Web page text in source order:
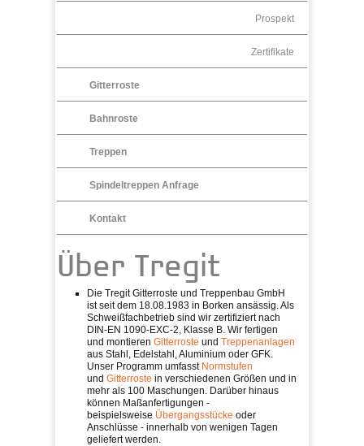
Prospekt
Zertifikate
Gitterroste
Bahnroste
Treppen
Spindeltreppen Anfrage
Kontakt
Über Tregit
Die Tregit Gitterroste und Treppenbau GmbH
ist seit dem 18.08.1983 in Borken ansässig. Als
Schweißfachbetrieb sind wir zertifiziert nach
DIN-EN 1090-EXC-2, Klasse B. Wir fertigen
und montieren Gitterroste und Treppenanlagen
aus Stahl, Edelstahl, Aluminium oder GFK.
Unser Programm umfasst Normstufen
und Gitterroste in verschiedenen Größen und in
mehr als 100 Maschungen. Darüber hinaus
können Maßanfertigungen -
beispielsweise Übergangsstücke oder
Anschlüsse - innerhalb von wenigen Tagen
geliefert werden.